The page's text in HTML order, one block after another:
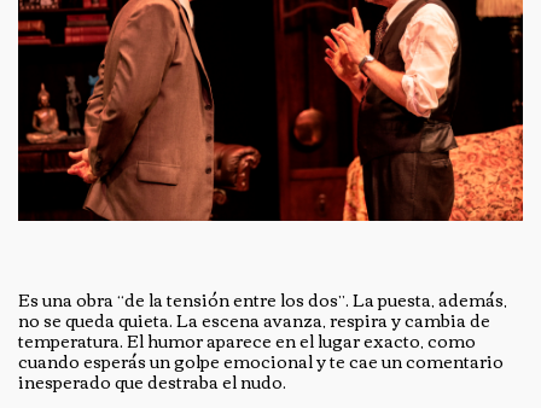
Es una obra “de la tensión entre los dos”. La puesta, además,
no se queda quieta. La escena avanza, respira y cambia de
temperatura. El humor aparece en el lugar exacto, como
cuando esperás un golpe emocional y te cae un comentario
inesperado que destraba el nudo.